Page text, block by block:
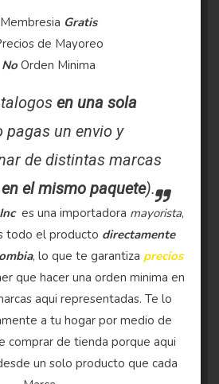
Membresia Gratis
de Mayoreo
No Orden Minima
en una sola
pagas un envio y
de distintas marcas
el mismo paquete).
es una importadora mayorista,
todo el producto directamente
, lo que te garantiza precios
que hacer una orden minima en
aqui representadas. Te lo
a tu hogar por medio de
comprar de tienda porque aqui
un solo producto que cada